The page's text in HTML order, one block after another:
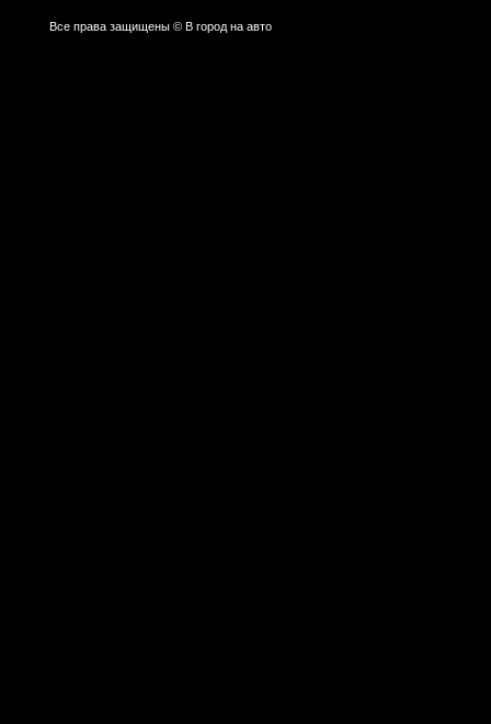
Все права защищены © В город на авто